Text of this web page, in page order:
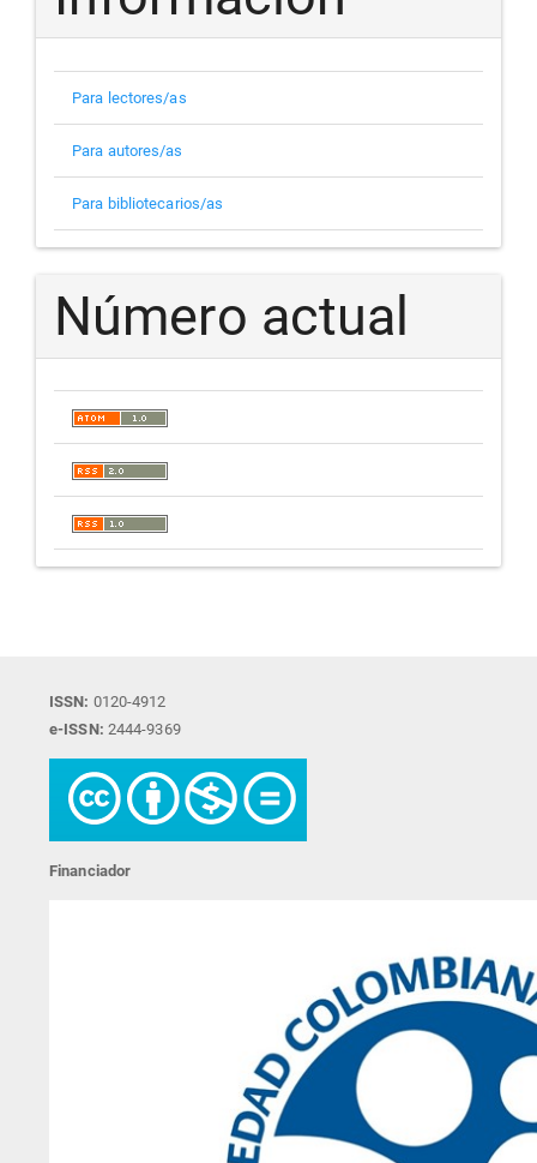
Para lectores/as
Para autores/as
Para bibliotecarios/as
Número actual
ISSN: 0120-4912
e-ISSN: 2444-9369
Financiador